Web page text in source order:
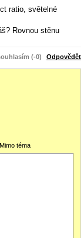
ratio, světelné
Rovnou stěnu
(-0) Odpovědět
Mimo téma